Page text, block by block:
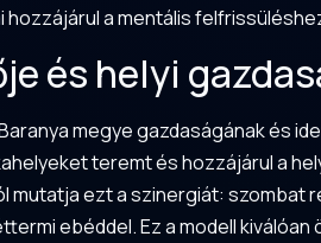
a mentális
és helyi
megye gazdaságának és
teremt és hozzájárul a
ezt a szinergiát: szombat
ebéddel. Ez a modell